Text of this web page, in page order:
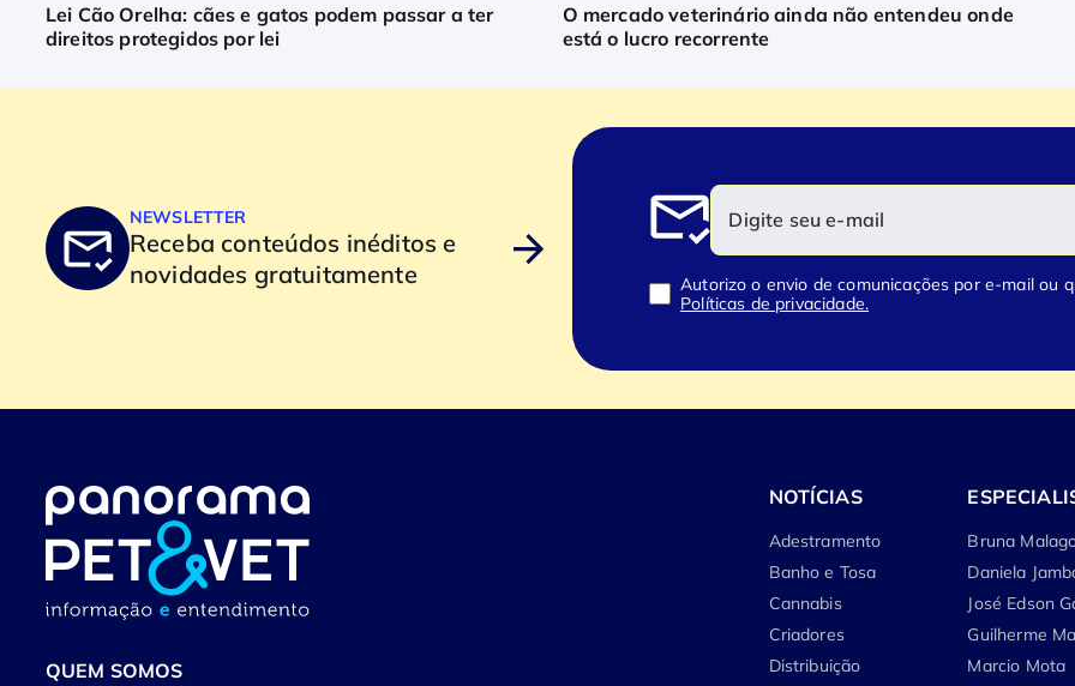
Lei Cão Orelha: cães e gatos podem passar a ter
direitos protegidos por lei
O mercado veterinário ainda não entendeu onde
está o lucro recorrente
NEWSLETTER
Receba conteúdos inéditos e
novidades gratuitamente
Autorizo o envio de comunicações por e-mail ou
Políticas de privacidade.
QUEM SOMOS
NOTÍCIAS
Adestramento
Banho e Tosa
Cannabis
Criadores
Distribuição
Bruna
Daniela
José Edson
Guilherme
Marcio Mota